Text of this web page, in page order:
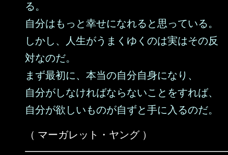
る。
自分はもっと幸せになれると思っている。
しかし、人生がうまくゆくのは実はその反
対なのだ。
まず最初に、本当の自分自身になり、
自分がしなければならないことをすれば、
自分が欲しいものが自ずと手に入るのだ。
（ マーガレット・ヤング ）